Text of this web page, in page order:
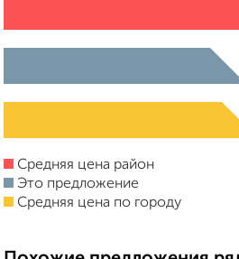
Средняя цена район
Это предложение
Средняя цена по городу